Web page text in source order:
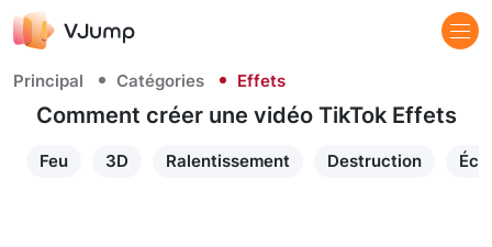
Principal Catégories Effets
Comment créer une vidéo TikTok Effets
Feu 3D Ralentissement Destruction